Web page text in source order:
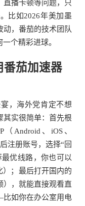
播卡顿等问题，只
比如2026年美加墨
，番茄的技术团队
个精彩进球。
茄加速器
，海外党肯定不想
其实很简单：首先根
（Android、iOS、
注册账号，选择“回
优线路，你也可以
）；最后打开国内的
），就能直接观看直
如你在办公室用电